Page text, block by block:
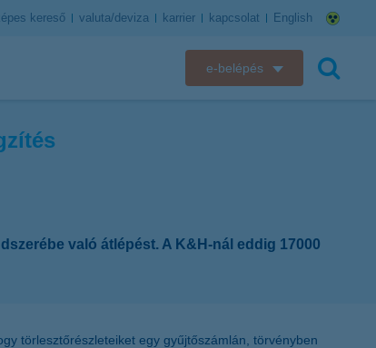
kereső valuta/deviza karrier kapcsolat English
e-belépés
K&H web Electra
K&H SZÉP Kártya
való átlépést. A K&H-nál eddig 17000
törlesztőrészleteiket egy gyűjtőszámlán, törvényben